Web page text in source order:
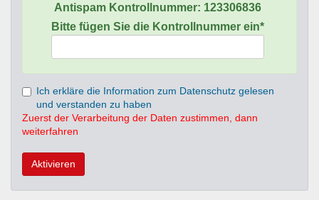
Antispam Kontrollnummer: 123306836
Bitte fügen Sie die Kontrollnummer ein*
Ich erkläre die Information zum Datenschutz gelesen
und verstanden zu haben
Zuerst der Verarbeitung der Daten zustimmen, dann
weiterfahren
Aktivieren